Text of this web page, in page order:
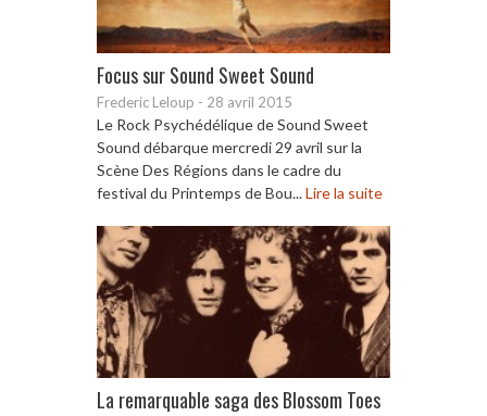
Focus sur Sound Sweet Sound
Frederic Leloup - 28 avril 2015
Le Rock Psychédélique de Sound Sweet
Sound débarque mercredi 29 avril sur la
Scène Des Régions dans le cadre du
festival du Printemps de Bou...Lire la suite
La remarquable saga des Blossom Toes